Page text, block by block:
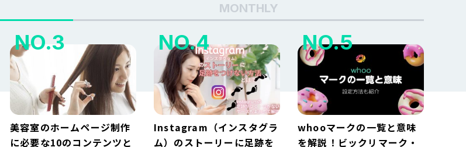
MONTHLY
美容室のホームページ制作
に必要な10のコンテンツと
Instagram（インスタグラ
ム）のストーリーに足跡を
whooマークの一覧と意味
を解説！ビックリマーク・